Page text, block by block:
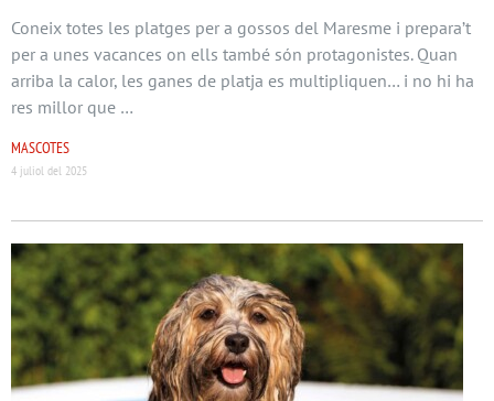
Coneix totes les platges per a gossos del Maresme i prepara’t
per a unes vacances on ells també són protagonistes. Quan
arriba la calor, les ganes de platja es multipliquen… i no hi ha
res millor que …
MASCOTES
4 juliol del 2025